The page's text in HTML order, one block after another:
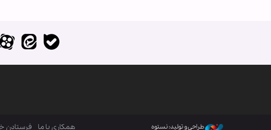
طراحی و تولید: نستوه همکاری با ما فرستادن